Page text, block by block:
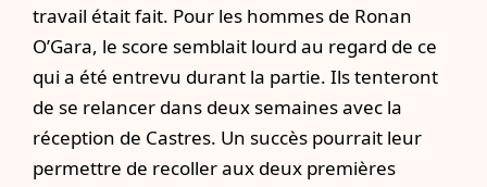
travail était fait. Pour les hommes de Ronan
O’Gara, le score semblait lourd au regard de ce
qui a été entrevu durant la partie. Ils tenteront
de se relancer dans deux semaines avec la
réception de Castres. Un succès pourrait leur
permettre de recoller aux deux premières